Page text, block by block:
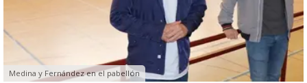
Medina y Fernández en el pabellón